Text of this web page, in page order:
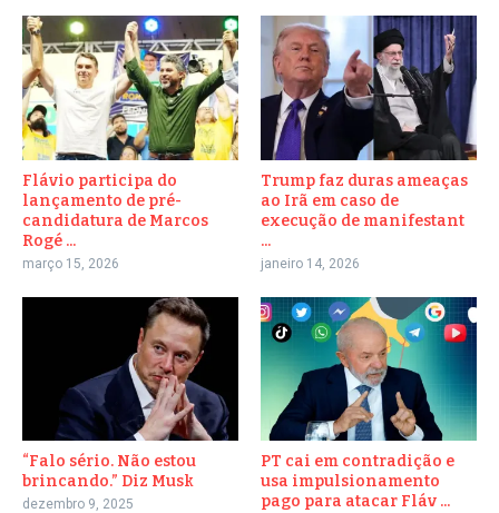
Flávio participa do
lançamento de pré-
candidatura de Marcos
Rogé ...
março 15, 2026
Trump faz duras ameaças
ao Irã em caso de
execução de manifestant
...
janeiro 14, 2026
“Falo sério. Não estou
brincando.” Diz Musk
dezembro 9, 2025
PT cai em contradição e
usa impulsionamento
pago para atacar Fláv ...